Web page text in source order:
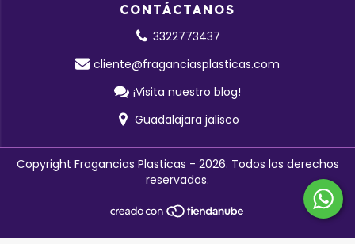
CONTÁCTANOS
3322773437
cliente@fraganciasplasticas.com
¡Visita nuestro blog!
Guadalajara jalisco
Copyright Fragancias Plasticas - 2026. Todos los derechos
reservados.